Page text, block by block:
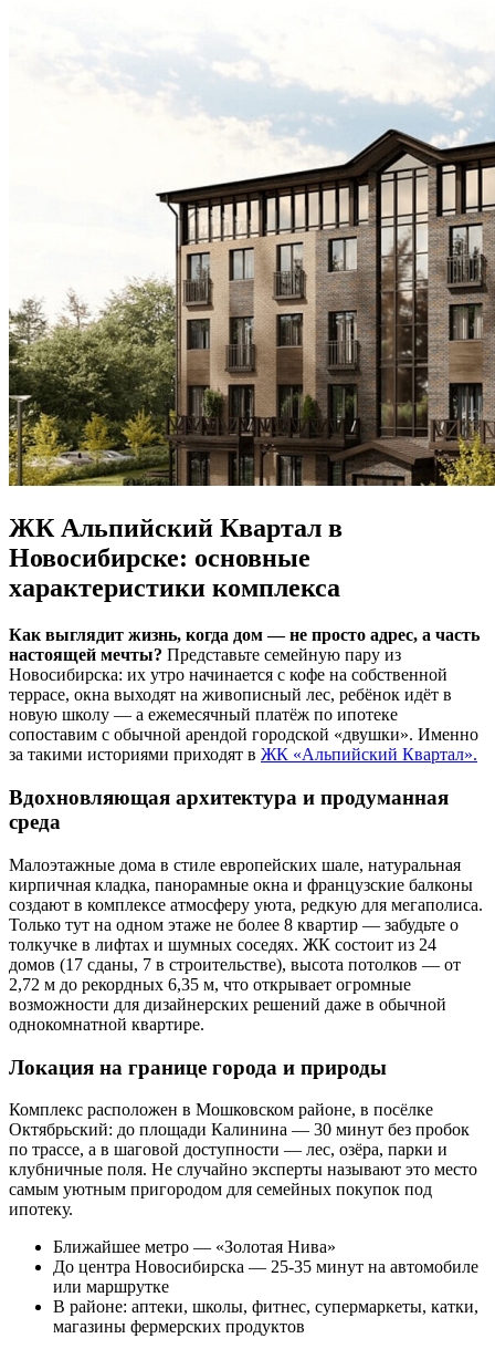
ЖК Альпийский Квартал в
Новосибирске: основные
характеристики комплекса
Как выглядит жизнь, когда дом — не просто адрес, а часть
настоящей мечты? Представьте семейную пару из
Новосибирска: их утро начинается с кофе на собственной
террасе, окна выходят на живописный лес, ребёнок идёт в
новую школу — а ежемесячный платёж по ипотеке
сопоставим с обычной арендой городской «двушки». Именно
за такими историями приходят в ЖК «Альпийский Квартал».
Вдохновляющая архитектура и продуманная
среда
Малоэтажные дома в стиле европейских шале, натуральная
кирпичная кладка, панорамные окна и французские балконы
создают в комплексе атмосферу уюта, редкую для мегаполиса.
Только тут на одном этаже не более 8 квартир — забудьте о
толкучке в лифтах и шумных соседях. ЖК состоит из 24
домов (17 сданы, 7 в строительстве), высота потолков — от
2,72 м до рекордных 6,35 м, что открывает огромные
возможности для дизайнерских решений даже в обычной
однокомнатной квартире.
Локация на границе города и природы
Комплекс расположен в Мошковском районе, в посёлке
Октябрьский: до площади Калинина — 30 минут без пробок
по трассе, а в шаговой доступности — лес, озёра, парки и
клубничные поля. Не случайно эксперты называют это место
самым уютным пригородом для семейных покупок под
ипотеку.
Ближайшее метро — «Золотая Нива»
До центра Новосибирска — 25-35 минут на автомобиле
или маршрутке
В районе: аптеки, школы, фитнес, супермаркеты, катки,
магазины фермерских продуктов